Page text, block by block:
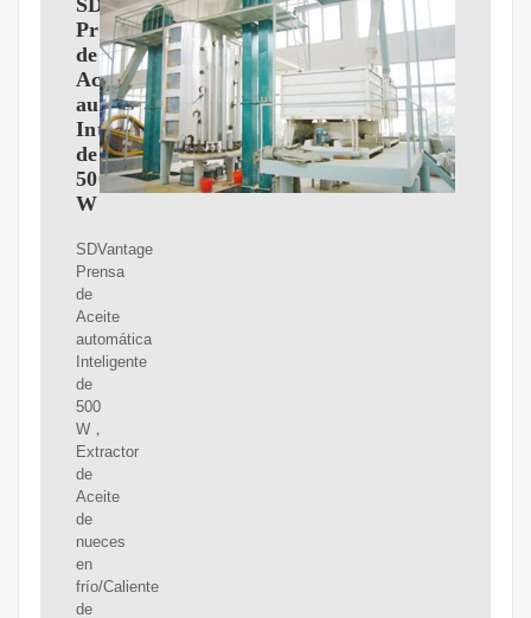
SDVantage
Prensa
de
Aceite
automática
Inteligente
de
500
W
SDVantage
Prensa
de
Aceite
automática
Inteligente
de
500
W，
Extractor
de
Aceite
de
nueces
en
frío/Caliente
de